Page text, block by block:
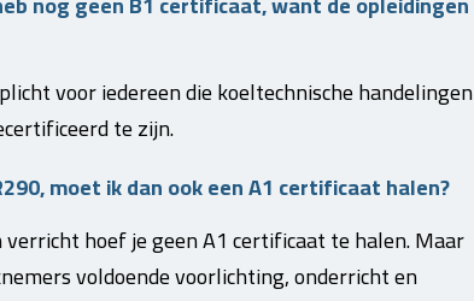
voor iedereen die koeltechnische handelingen
te zijn.
moet ik dan ook een A1 certificaat halen?
hoef je geen A1 certificaat te halen. Maar
voldoende voorlichting, onderricht en